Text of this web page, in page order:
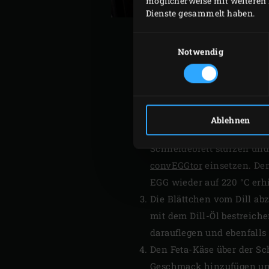
Dienste gesammelt haben.
Notwendig
Ablehnen
Green Dutch Oven
EGGs schließen.
Den Spinat in ein Sieb
Schneidebrett stürzen
convEGGtor einsetzen.
EGG wieder auf 220 °C
Die Blättchen vom Dill
mit dem Dill-Öl
darauflegen und
Den Feta-Käse über der
Geschmack hinzufügen